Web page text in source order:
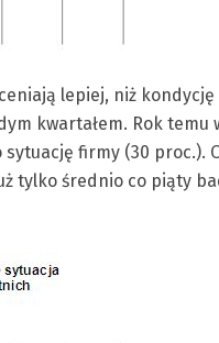
lepiej, niż kondycję
kwartałem. Rok temu
firmy (30 proc.).
tylko średnio co piąty